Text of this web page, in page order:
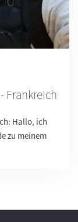
Frankreich
Hallo, ich
zu meinem